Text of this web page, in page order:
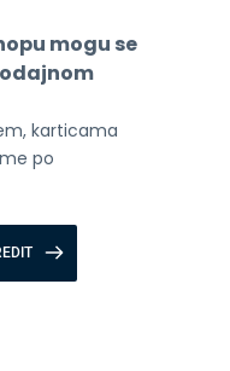
mogu se
karticama
po